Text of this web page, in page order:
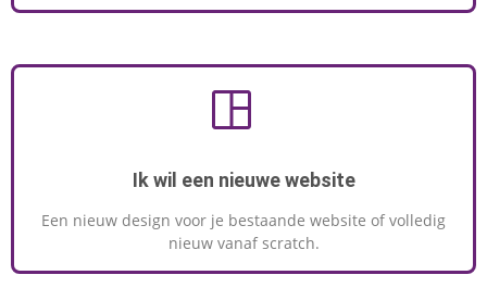
Ik wil een nieuwe website
Een nieuw design voor je bestaande website of volledig
nieuw vanaf scratch.